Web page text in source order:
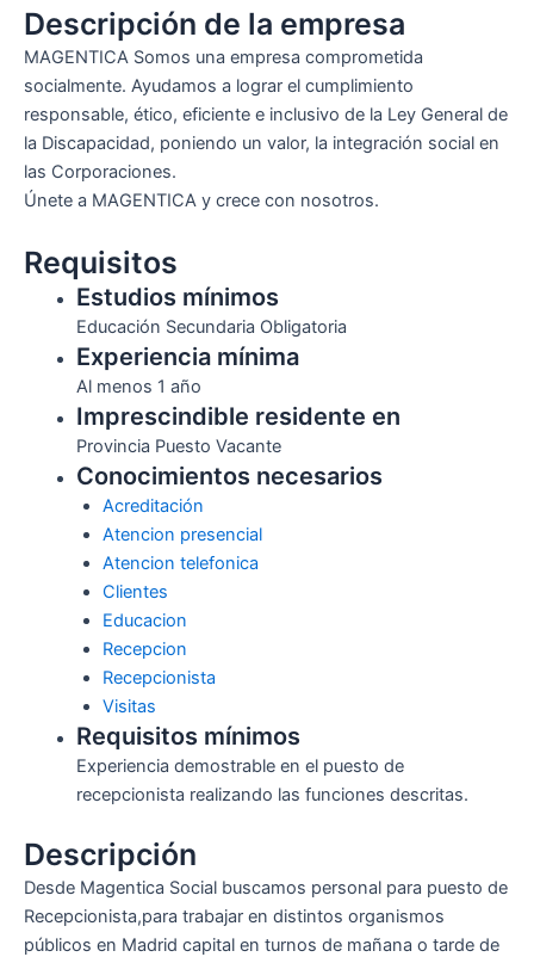
Descripción de la empresa
MAGENTICA Somos una empresa comprometida
socialmente. Ayudamos a lograr el cumplimiento
responsable, ético, eficiente e inclusivo de la Ley General de
la Discapacidad, poniendo un valor, la integración social en
las Corporaciones.
Únete a MAGENTICA y crece con nosotros.
Requisitos
Estudios mínimos
Educación Secundaria Obligatoria
Experiencia mínima
Al menos 1 año
Imprescindible residente en
Provincia Puesto Vacante
Conocimientos necesarios
Acreditación
Atencion presencial
Atencion telefonica
Clientes
Educacion
Recepcion
Recepcionista
Visitas
Requisitos mínimos
Experiencia demostrable en el puesto de
recepcionista realizando las funciones descritas.
Descripción
Desde Magentica Social buscamos personal para puesto de
Recepcionista,para trabajar en distintos organismos
públicos en Madrid capital en turnos de mañana o tarde de